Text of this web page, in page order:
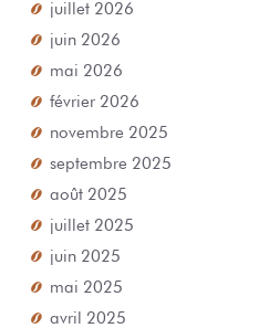
juillet 2026
juin 2026
mai 2026
février 2026
novembre 2025
septembre 2025
août 2025
juillet 2025
juin 2025
mai 2025
avril 2025